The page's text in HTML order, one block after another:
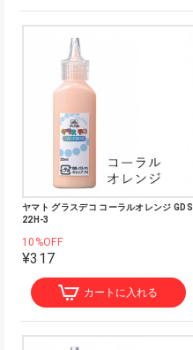
ヤマト グラスデコ コーラルオレンジ GDS
22H-3
10%OFF
¥317
カートに入れる